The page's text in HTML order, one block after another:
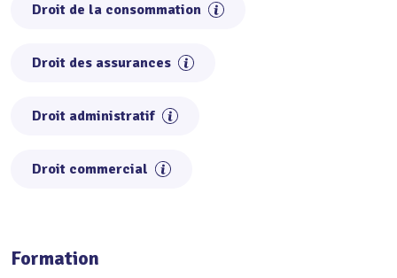
Droit de la consommation
Droit des assurances
Droit administratif
Droit commercial
Formation